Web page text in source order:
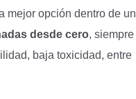
mejor opción dentro de un
desde cero, siempre
baja toxicidad, entre